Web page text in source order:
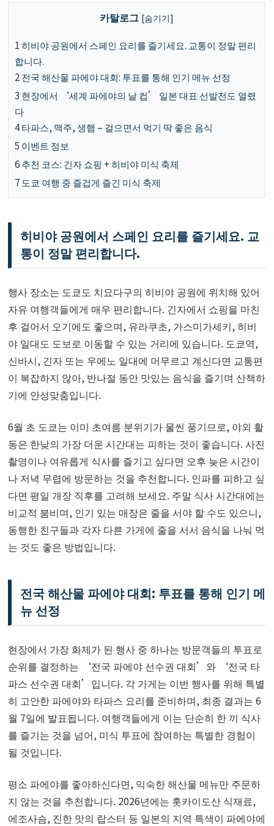
카탈로그 [숨기기]
1히비야 공원에서 스페인 요리를 즐기세요. 교통이 정말 편리
합니다.
2전국 해산물 파에야 대회: 투표를 통해 인기 메뉴 선정
3 현장에서 ‘세계 파에야의 날 컵’ 일본 대표 선발전도 열렸
다
4타파스, 맥주, 생햄 – 걸으면서 먹기 딱 좋은 음식
5 이벤트 정보
6추천 코스: 긴자 쇼핑 + 히비야 미식 축제
7 도쿄 여행 중 즐겁게 즐긴 미식 축제
히비야 공원에서 스페인 요리를 즐기세요. 교
통이 정말 편리합니다.
행사 장소는 도쿄도 치요다구의 히비야 공원에 위치해 있어
자유 여행객들에게 매우 편리합니다. 긴자에서 쇼핑을 마친
후 걸어서 오기에도 좋으며, 유라쿠초, 가스미가세키, 히비
야 일대도 도보로 이동할 수 있는 거리에 있습니다. 도쿄역,
신바시, 긴자 또는 우에노 일대에 머무르고 계신다면 교통편
이 복잡하지 않아, 반나절 동안 맛있는 음식을 즐기며 산책하
기에 안성맞춤입니다.
6월 초 도쿄는 이미 초여름 분위기가 물씬 풍기므로, 야외 활
동은 한낮의 가장 더운 시간대는 피하는 것이 좋습니다. 사진
촬영이나 여유롭게 식사를 즐기고 싶다면 오후 늦은 시간이
나 저녁 무렵에 방문하는 것을 추천합니다. 인파를 피하고 싶
다면 평일 개장 직후를 고려해 보세요. 주말 식사 시간대에는
비교적 붐비며, 인기 있는 매장은 줄을 서야 할 수도 있으니,
동행한 친구들과 각자 다른 가게에 줄을 서서 음식을 나눠 먹
는 것도 좋은 방법입니다.
전국 해산물 파에야 대회: 투표를 통해 인기 메
뉴 선정
현장에서 가장 화제가 된 행사 중 하나는 방문객들의 투표로
순위를 결정하는 ‘전국 파에야 선수권 대회’와 ‘전국 타
파스 선수권 대회’입니다. 각 가게는 이번 행사를 위해 특별
히 고안한 파에야와 타파스 요리를 준비하며, 최종 결과는 6
월 7일에 발표됩니다. 여행객들에게 이는 단순히 한 끼 식사
를 즐기는 것을 넘어, 미식 투표에 참여하는 특별한 경험이
될 것입니다.
평소 파에야를 좋아하신다면, 익숙한 해산물 메뉴만 주문하
지 않는 것을 추천합니다. 2026년에는 홋카이도산 식재료,
에조사슴, 진한 맛의 랍스터 등 일본의 지역 특색이 파에야에